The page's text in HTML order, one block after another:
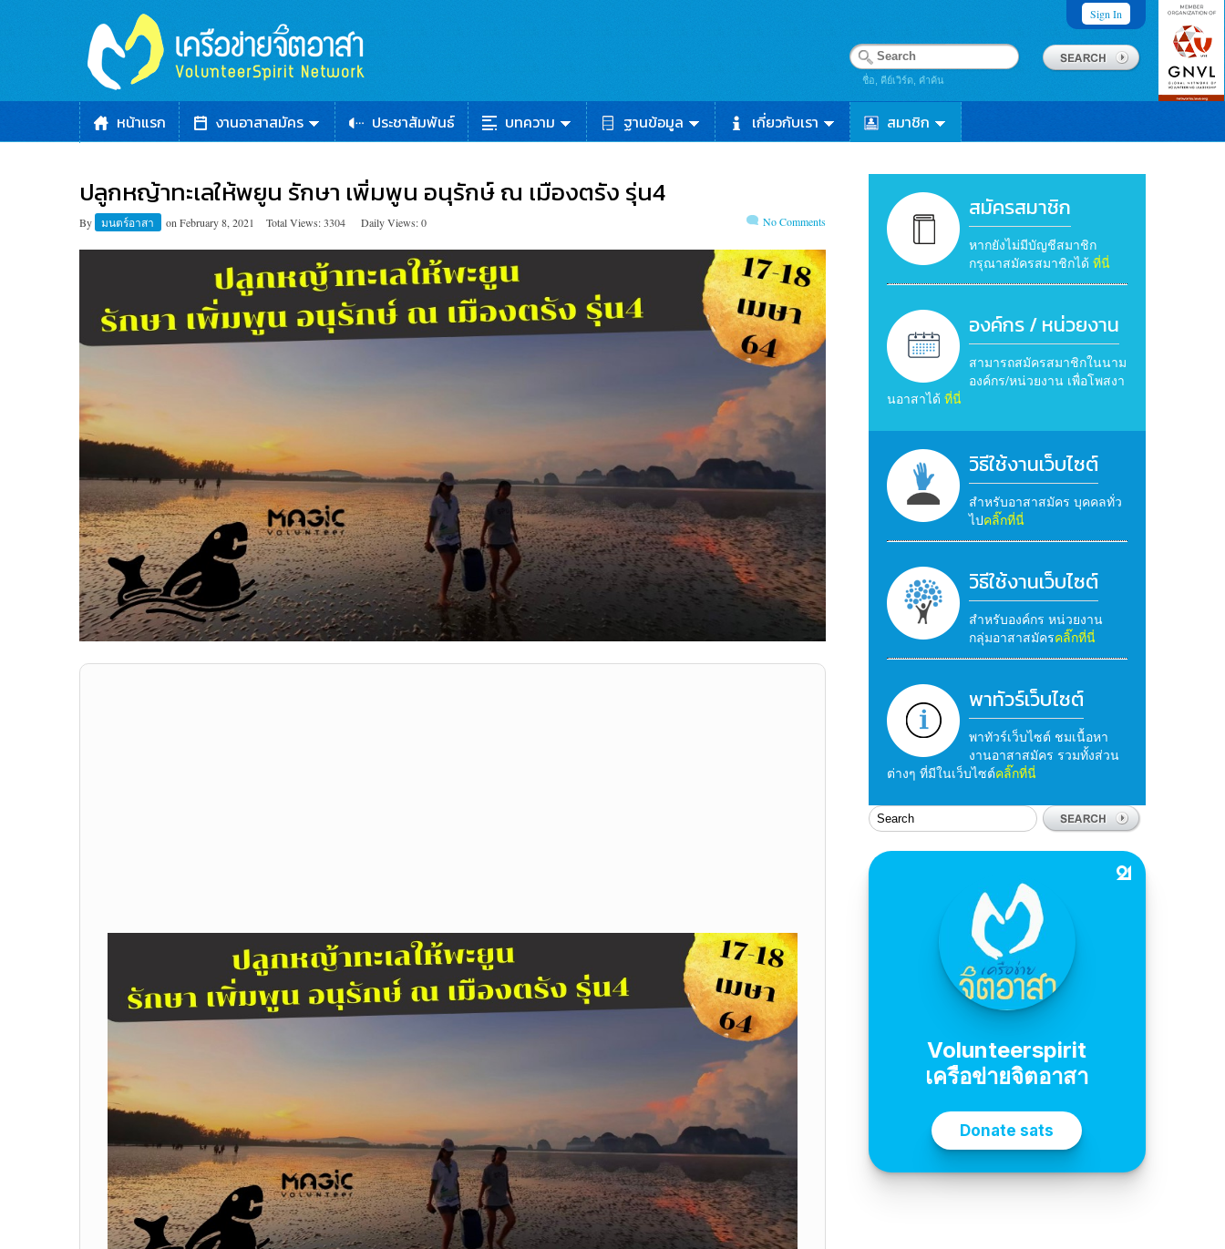
Sign In
ชื่อ, คีย์เวิร์ด, คำค้น
หน้าแรก งานอาสาสมัคร ประชาสัมพันธ์ บทความ ฐานข้อมูล เกี่ยวกับเรา สมาชิก
ปลูกหญ้าทะเลให้พยูน รักษา เพิ่มพูน อนุรักษ์ ณ เมืองตรัง รุ่น4
By มนตร์อาสา on February 8, 2021 Total Views: 3304 Daily Views: 0 No Comments สมัครสมาชิก
หากยังไม่มีบัญชีสมาชิก
กรุณาสมัครสมาชิกได้ ที่นี่
องค์กร / หน่วยงาน
สามารถสมัครสมาชิกในนาม
องค์กร/หน่วยงาน เพื่อโพสงา
นอาสาได้ ที่นี่
วิธีใช้งานเว็บไซต์
สำหรับอาสาสมัคร บุคคลทั่ว
ไปคลิ๊กที่นี่
วิธีใช้งานเว็บไซต์
สำหรับองค์กร หน่วยงาน
กลุ่มอาสาสมัครคลิ๊กที่นี่
พาทัวร์เว็บไซต์
พาทัวร์เว็บไซต์ ชมเนื้อหา
งานอาสาสมัคร รวมทั้งส่วน
ต่างๆ ที่มีในเว็บไซต์คลิ๊กที่นี่